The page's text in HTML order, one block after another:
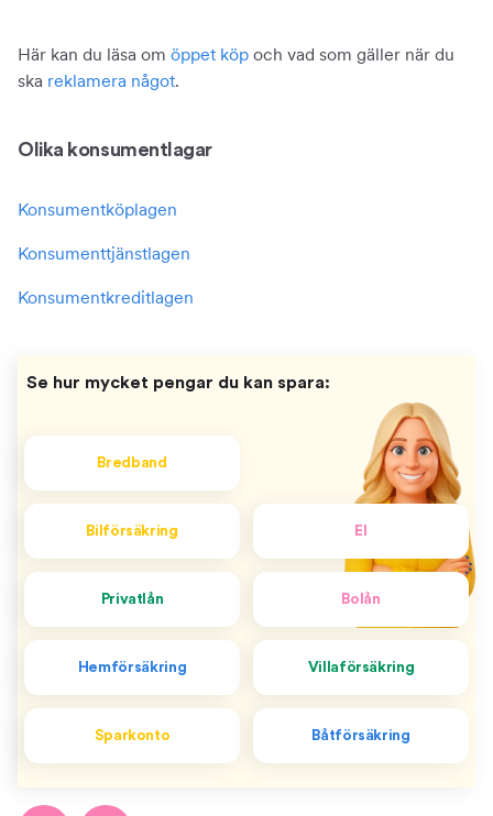
Här kan du läsa om öppet köp och vad som gäller när du
ska reklamera något.
Olika konsumentlagar
Konsumentköplagen
Konsumenttjänstlagen
Konsumentkreditlagen
Se hur mycket pengar du kan spara:
Bredband
Bilförsäkring El
Privatlån Bolån
Hemförsäkring Villaförsäkring
Sparkonto Båtförsäkring